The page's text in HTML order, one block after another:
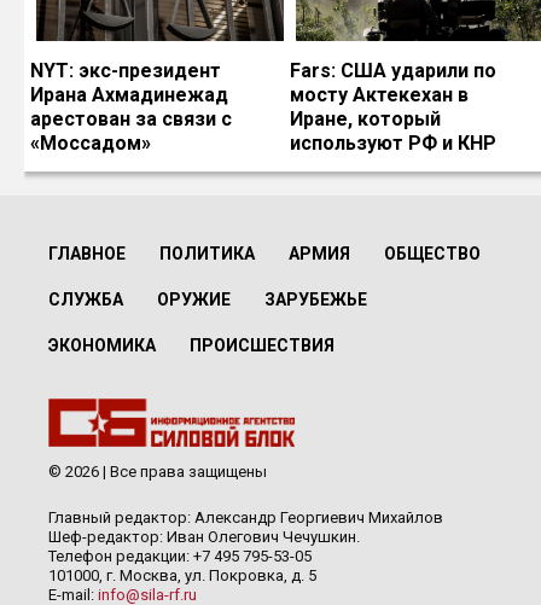
NYT: экс-президент
Ирана Ахмадинежад
арестован за связи с
«Моссадом»
Fars: США ударили по
мосту Актекехан в
Иране, который
используют РФ и КНР
ГЛАВНОЕ ПОЛИТИКА АРМИЯ ОБЩЕСТВО
СЛУЖБА ОРУЖИЕ ЗАРУБЕЖЬЕ
ЭКОНОМИКА ПРОИСШЕСТВИЯ
© 2026 | Все права защищены
Главный редактор: Александр Георгиевич Михайлов
Шеф-редактор: Иван Олегович Чечушкин.
Телефон редакции: +7 495 795-53-05
101000, г. Москва, ул. Покровка, д. 5
E-mail: info@sila-rf.ru